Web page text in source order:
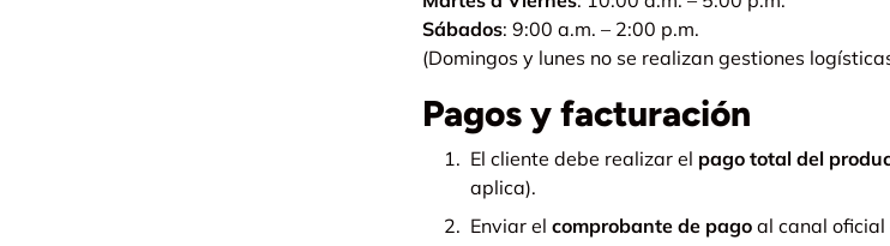
Sábados: 9:00 a.m. – 2:00 p.m.
(Domingos y lunes no se realizan gestiones
Pagos y facturación
El cliente debe realizar el pago total del
aplica).
Enviar el comprobante de pago al canal